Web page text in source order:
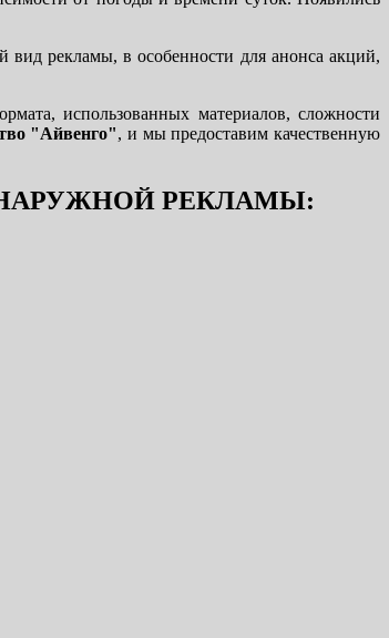
рекламы, в особенности для анонса акций,
использованных материалов, сложности
"Айвенго", и мы предоставим качественную
РЕКЛАМЫ: